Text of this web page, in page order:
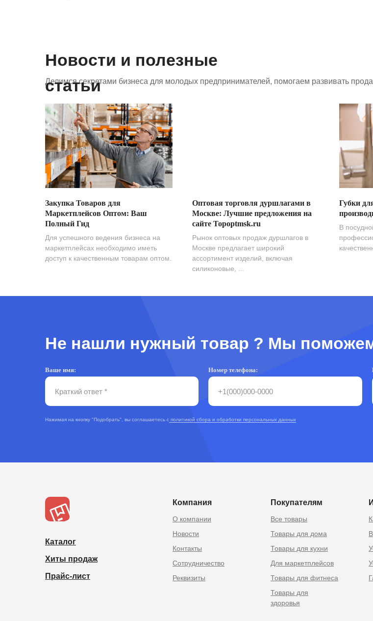
Новости и полезные
статьи
Делимся секретами бизнеса для молодых предпринимателей, помогаем развивать
Закупка Товаров для
Маркетплейсов Оптом: Ваш
Полный Гид
Для успешного ведения бизнеса на
маркетплейсах необходимо иметь
доступ к качественным товарам оптом.
Оптовая торговля дуршлагами в
Москве: Лучшие предложения на
сайте Topoptmsk.ru
Рынок оптовых продаж дуршлагов в
Москве предлагает широкий
ассортимент изделий, включая
силиконовые, ...
Губки
В
Не нашли нужный товар ? Мы
Ваше имя: Номер телефона:
Нажимая на кнопку "Подобрать", вы соглашаетесь с политикой сбора и обработки персональных данных
Компания Покупателям
Все товары
Товары для дома
Товары для кухни
О компании
Новости
Контакты
Сотрудничество
Для маркетплейсов
Товары для фитнеса
Товары для
здоровья
Реквизиты
Каталог
Хиты продаж
Прайс-лист